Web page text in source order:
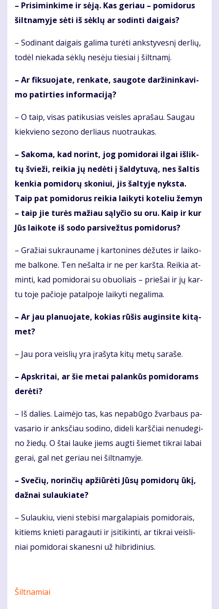
– Pri­si­min­ki­me ir sė­ją. Kas ge­riau – po­mi­do­rus
šilt­na­my­je sė­ti iš sėk­lų ar so­din­ti dai­gais?
– So­di­nant dai­gais ga­li­ma tu­rė­ti anks­ty­ves­nį der­lių,
to­dėl nie­ka­da sėk­lų ne­sė­ju tie­siai į šilt­na­mį.
– Ar fik­suo­ja­te, ren­ka­te, sau­go­te dar­ži­nin­ka­vi­
mo pa­tir­ties in­for­ma­ci­ją?
– O taip, vi­sas pa­ti­ku­sias veis­les ap­ra­šau. Sau­gau
kiek­vie­no se­zo­no der­liaus nuo­trau­kas.
– Sa­ko­ma, kad no­rint, jog po­mi­do­rai il­gai iš­lik­
tų švie­ži, rei­kia jų ne­dė­ti į šal­dy­tu­vą, nes šal­tis
ken­kia po­mi­do­rų sko­niui, jis šal­ty­je nyks­ta.
Taip pat po­mi­do­rus rei­kia lai­ky­ti ko­te­liu že­myn
– taip jie tu­rės ma­žiau są­ly­čio su oru. Kaip ir kur
Jūs lai­ko­te iš so­do par­si­vež­tus po­mi­do­rus?
– Gra­žiai su­krau­na­me į kar­to­ni­nes dė­žu­tes ir lai­ko­
me bal­ko­ne. Ten ne­šal­ta ir ne­ per­ karš­ta. Rei­kia at­
min­ti, kad po­mi­do­rai su obuo­liais – prie­šai ir jų kar­
tu to­je pa­čio­je pa­tal­po­je lai­ky­ti ne­ga­li­ma.
– Ar jau pla­nuo­ja­te, ko­kias rū­šis au­gin­si­te ki­tą­
met?
– Jau po­ra veis­lių yra įra­šy­ta ki­tų me­tų sa­ra­še.
– Ap­skri­tai, ar šie me­tai pa­lan­kūs po­mi­do­rams
de­rė­ti?
– Iš da­lies. Lai­mė­jo tas, kas ne­pa­bū­go žvar­baus pa­
va­sa­rio ir anks­čiau so­di­no, di­de­li karš­čiai ne­nu­de­gi­
no žie­dų. O štai lau­ke jiems aug­ti šie­met tik­rai la­bai
ge­rai, gal net ge­riau nei šilt­na­my­je.
– Sve­čių, no­rin­čių ap­žiū­rė­ti Jū­sų po­mi­do­rų ūkį,
daž­nai su­lau­kia­te?
– Su­lau­kiu, vie­ni ste­bi­si mar­ga­la­piais po­mi­do­rais,
ki­tiems knie­ti pa­ra­gau­ti ir įsi­ti­kin­ti, ar tik­rai veis­li­
niai po­mi­do­rai ska­nes­ni už hib­ri­di­nius.
Šiltnamiai